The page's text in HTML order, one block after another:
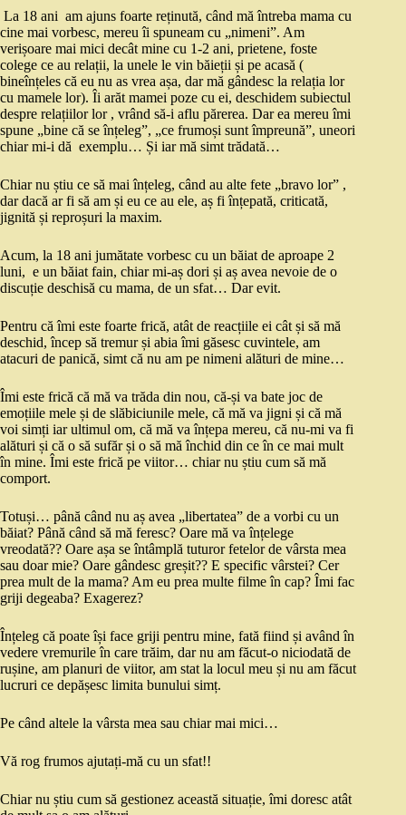
La 18 ani am ajuns foarte reținută, când mă întreba mama cu
cine mai vorbesc, mereu îi spuneam cu „nimeni”. Am
verișoare mai mici decât mine cu 1-2 ani, prietene, foste
colege ce au relații, la unele le vin băieții și pe acasă (
bineînțeles că eu nu as vrea așa, dar mă gândesc la relația lor
cu mamele lor). Îi arăt mamei poze cu ei, deschidem subiectul
despre relațiilor lor , vrând să-i aflu părerea. Dar ea mereu îmi
spune „bine că se înțeleg”, „ce frumoși sunt împreună”, uneori
chiar mi-i dă exemplu… Și iar mă simt trădată…
Chiar nu știu ce să mai înțeleg, când au alte fete „bravo lor” ,
dar dacă ar fi să am și eu ce au ele, aș fi înțepată, criticată,
jignită și reproșuri la maxim.
Acum, la 18 ani jumătate vorbesc cu un băiat de aproape 2
luni, e un băiat fain, chiar mi-aș dori și aș avea nevoie de o
discuție deschisă cu mama, de un sfat… Dar evit.
Pentru că îmi este foarte frică, atât de reacțiile ei cât și să mă
deschid, încep să tremur și abia îmi găsesc cuvintele, am
atacuri de panică, simt că nu am pe nimeni alături de mine…
Îmi este frică că mă va trăda din nou, că-și va bate joc de
emoțiile mele și de slăbiciunile mele, că mă va jigni și că mă
voi simți iar ultimul om, că mă va înțepa mereu, că nu-mi va fi
alături și că o să sufăr și o să mă închid din ce în ce mai mult
în mine. Îmi este frică pe viitor… chiar nu știu cum să mă
comport.
Totuși… până când nu aș avea „libertatea” de a vorbi cu un
băiat? Până când să mă feresc? Oare mă va înțelege
vreodată?? Oare așa se întâmplă tuturor fetelor de vârsta mea
sau doar mie? Oare gândesc greșit?? E specific vârstei? Cer
prea mult de la mama? Am eu prea multe filme în cap? Îmi fac
griji degeaba? Exagerez?
Înțeleg că poate își face griji pentru mine, fată fiind și având în
vedere vremurile în care trăim, dar nu am făcut-o niciodată de
rușine, am planuri de viitor, am stat la locul meu și nu am făcut
lucruri ce depășesc limita bunului simț.
Pe când altele la vârsta mea sau chiar mai mici…
Vă rog frumos ajutați-mă cu un sfat!!
Chiar nu știu cum să gestionez această situație, îmi doresc atât